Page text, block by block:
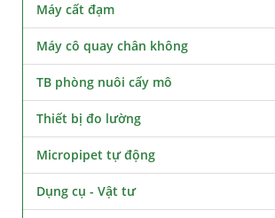
Máy cất đạm
Máy cô quay chân không
TB phòng nuôi cấy mô
Thiết bị đo lường
Micropipet tự động
Dụng cụ - Vật tư